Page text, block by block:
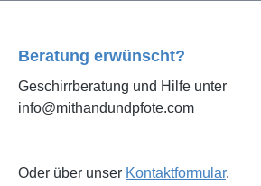
Beratung erwünscht?
Geschirrberatung und Hilfe unter
info@mithandundpfote.com
Oder über unser Kontaktformular.